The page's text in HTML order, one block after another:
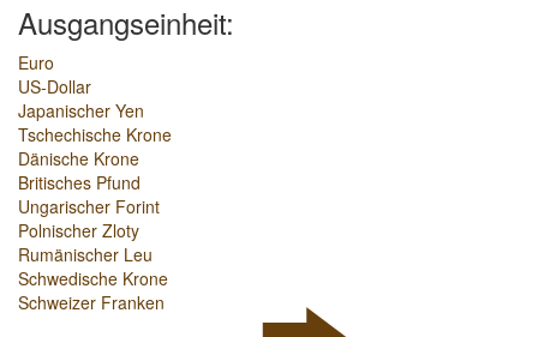
Ausgangseinheit:
Euro
US-Dollar
Japanischer Yen
Tschechische Krone
Dänische Krone
Britisches Pfund
Ungarischer Forint
Polnischer Zloty
Rumänischer Leu
Schwedische Krone
Schweizer Franken